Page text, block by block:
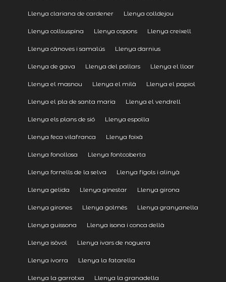
Llenya clariana de cardener Llenya colldejou
Llenya collsuspina Llenya copons Llenya creixell
Llenya cànoves i samalús Llenya darnius
Llenya de gava Llenya del pallars Llenya el lloar
Llenya el masnou Llenya el milà Llenya el papiol
Llenya el pla de santa maria Llenya el vendrell
Llenya els plans de sió Llenya espolla
Llenya feca vilafranca Llenya foixà
Llenya fonollosa Llenya fontcoberta
Llenya fornells de la selva Llenya fígols i alinyà
Llenya gelida Llenya ginestar Llenya girona
Llenya girones Llenya golmés Llenya granyanella
Llenya guissona Llenya isona i conca dellà
Llenya isòvol Llenya ivars de noguera
Llenya ivorra Llenya la fatarella
Llenya la garrotxa Llenya la granadella